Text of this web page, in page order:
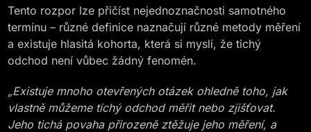
Tento rozpor lze přičíst nejednoznačnosti samotného
termínu – různé definice naznačují různé metody měření
a existuje hlasitá kohorta, která si myslí, že tichý
odchod není vůbec žádný fenomén.
„Existuje mnoho otevřených otázek ohledně toho, jak
vlastně můžeme tichý odchod měřit nebo zjišťovat.
Jeho tichá povaha přirozeně ztěžuje jeho měření, a